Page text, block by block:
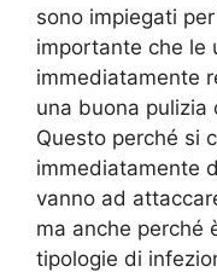
sono impiegati
importante che le
immediatamente
una buona
Questo perché si
immediatamente
vanno ad
ma anche perché
tipologie di